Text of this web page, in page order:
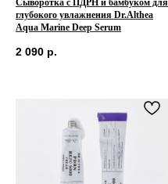
Сыворотка с ПДРН и бамбуком для
глубокого увлажнения Dr.Althea
Aqua Marine Deep Serum
2 090 р.